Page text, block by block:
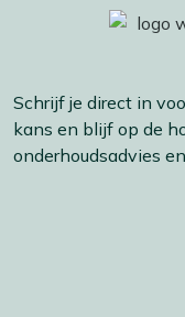
Schrijf je direct in
kans en blijf op de
onderhoudsadvies